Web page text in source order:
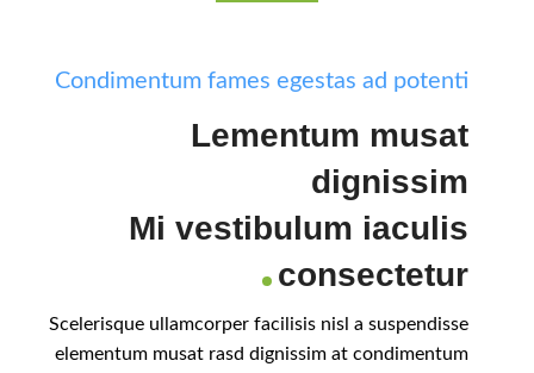
Condimentum fames egestas ad potenti
Lementum musat
dignissim
Mi vestibulum iaculis
consectetur
Scelerisque ullamcorper facilisis nisl a suspendisse
elementum musat rasd dignissim at condimentum